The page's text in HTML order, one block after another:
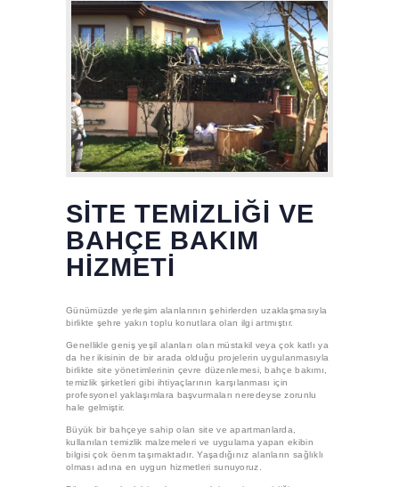
SITE TEMIZLIĞI VE
BAHÇE BAKIM
HIZMETI
Günümüzde yerleşim alanlarının şehirlerden uzaklaşmasıyla
birlikte şehre yakın toplu konutlara olan ilgi artmıştır.
Genellikle geniş yeşil alanları olan müstakil veya çok katlı ya
da her ikisinin de bir arada olduğu projelerin uygulanmasıyla
birlikte site yönetimlerinin çevre düzenlemesi, bahçe bakımı,
temizlik şirketleri gibi ihtiyaçlarının karşılanması için
profesyonel yaklaşımlara başvurmaları neredeyse zorunlu
hale gelmiştir.
Büyük bir bahçeye sahip olan site ve apartmanlarda,
kullanılan temizlik malzemeleri ve uygulama yapan ekibin
bilgisi çok öenm taşımaktadır. Yaşadığınız alanların sağlıklı
olması adına en uygun hizmetleri sunuyoruz.